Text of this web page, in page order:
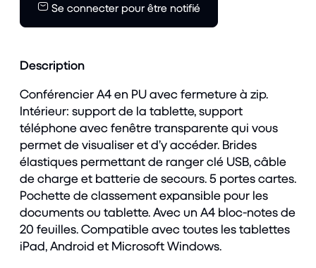
Se connecter pour être notifié
Description
Conférencier A4 en PU avec fermeture à zip.
Intérieur: support de la tablette, support
téléphone avec fenêtre transparente qui vous
permet de visualiser et d’y accéder. Brides
élastiques permettant de ranger clé USB, câble
de charge et batterie de secours. 5 portes cartes.
Pochette de classement expansible pour les
documents ou tablette. Avec un A4 bloc-notes de
20 feuilles. Compatible avec toutes les tablettes
iPad, Android et Microsoft Windows.